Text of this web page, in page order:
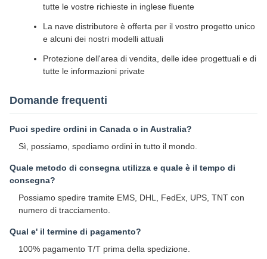
tutte le vostre richieste in inglese fluente
La nave distributore è offerta per il vostro progetto unico
e alcuni dei nostri modelli attuali
Protezione dell'area di vendita, delle idee progettuali e di
tutte le informazioni private
Domande frequenti
Puoi spedire ordini in Canada o in Australia?
Sì, possiamo, spediamo ordini in tutto il mondo.
Quale metodo di consegna utilizza e quale è il tempo di
consegna?
Possiamo spedire tramite EMS, DHL, FedEx, UPS, TNT con
numero di tracciamento.
Qual e' il termine di pagamento?
100% pagamento T/T prima della spedizione.